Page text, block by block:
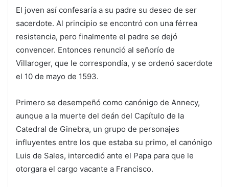
El joven así confesaría a su padre su deseo de ser
sacerdote. Al principio se encontró con una férrea
resistencia, pero finalmente el padre se dejó
convencer. Entonces renunció al señorío de
Villaroger, que le correspondía, y se ordenó sacerdote
el 10 de mayo de 1593.
Primero se desempeñó como canónigo de Annecy,
aunque a la muerte del deán del Capítulo de la
Catedral de Ginebra, un grupo de personajes
influyentes entre los que estaba su primo, el canónigo
Luis de Sales, intercedió ante el Papa para que le
otorgara el cargo vacante a Francisco.